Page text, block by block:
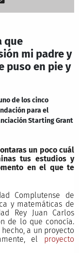
que
mi padre y
puso en pie y
de los cinco
para el
Starting Grant
un poco cuál
tus estudios y
en el que te
Complutense de
y matemáticas de
Rey Juan Carlos
de lo que conocía.
a un proyecto
el proyecto